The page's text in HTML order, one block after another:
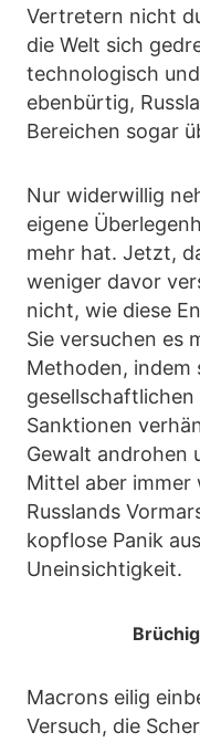
Vertretern nicht
die Welt sich
technologisch
ebenbürtig,
Bereichen sogar
Nur widerwillig
eigene
mehr hat. Jetzt,
weniger davor
nicht, wie diese
Sie versuchen es
Methoden, indem
Sanktionen
Gewalt androhen
Mittel aber immer
Russlands
kopflose Panik
Uneinsichtigkeit.
Macrons eilig
Versuch, die